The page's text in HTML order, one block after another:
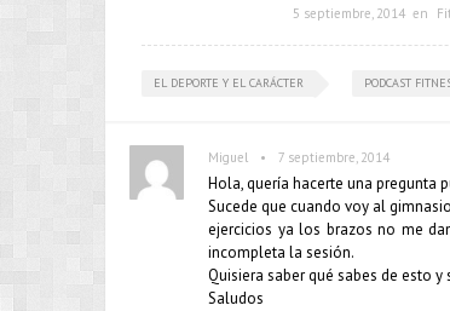
5 septiembre, 2014 en
EL DEPORTE Y EL CARÁCTER PODCAST
Miguel • 7 septiembre, 2014
Hola, quería hacerte una pregunta
Sucede que cuando voy al
ejercicios ya los brazos no me
incompleta la sesión.
Quisiera saber qué sabes de esto
Saludos